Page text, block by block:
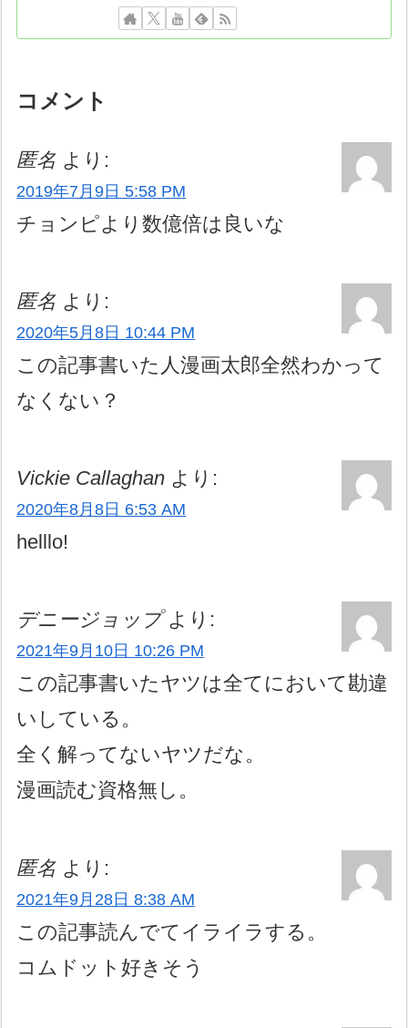
コメント
匿名 より:
2019年7月9日 5:58 PM
チョンピより数億倍は良いな
匿名 より:
2020年5月8日 10:44 PM
この記事書いた人漫画太郎全然わかって
なくない？
Vickie Callaghan より:
2020年8月8日 6:53 AM
helllo!
デニージョップ より:
2021年9月10日 10:26 PM
この記事書いたヤツは全てにおいて勘違
いしている。
全く解ってないヤツだな。
漫画読む資格無し。
匿名 より:
2021年9月28日 8:38 AM
この記事読んでてイライラする。
コムドット好きそう